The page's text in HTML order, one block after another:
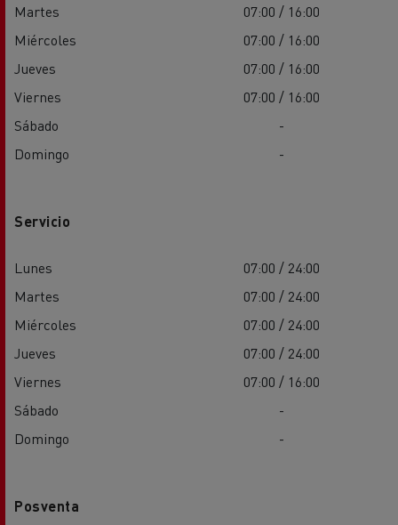
Martes
07:00 / 16:00
Miércoles
07:00 / 16:00
Jueves
07:00 / 16:00
Viernes
07:00 / 16:00
Sábado
-
Domingo
-
Servicio
Lunes
07:00 / 24:00
Martes
07:00 / 24:00
Miércoles
07:00 / 24:00
Jueves
07:00 / 24:00
Viernes
07:00 / 16:00
Sábado
-
Domingo
-
Posventa